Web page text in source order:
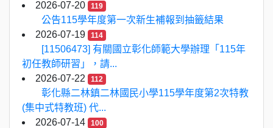
2026-07-20
119
公告115學年度第一次新生補報到抽籤結果
2026-07-19
114
[11506473] 有關國立彰化師範大學辦理「115年
初任教師研習」，請...
2026-07-22
112
彰化縣二林鎮二林國民小學115學年度第2次特教
(集中式特教班) 代...
2026-07-14
100